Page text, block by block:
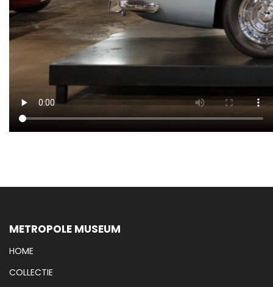
METROPOLE MUSEUM
HOME
COLLECTIE